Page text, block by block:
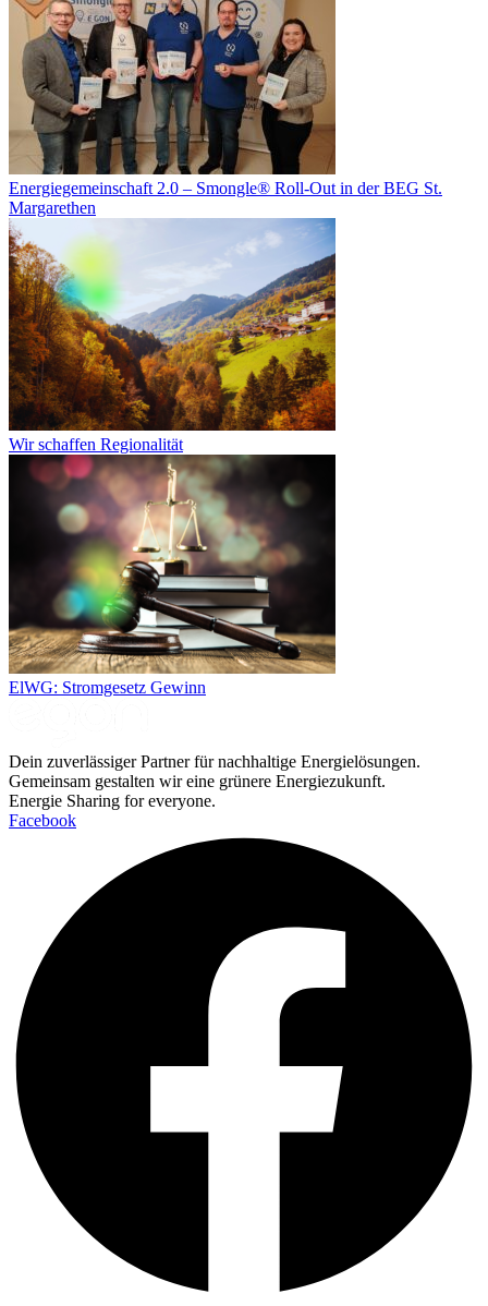
Energiegemeinschaft 2.0 – Smongle® Roll-Out in der BEG St.
Margarethen
Wir schaffen Regionalität
ElWG: Stromgesetz Gewinn
Dein zuverlässiger Partner für nachhaltige Energielösungen.
Gemeinsam gestalten wir eine grünere Energiezukunft.
Energie Sharing for everyone.
Facebook